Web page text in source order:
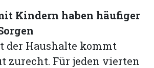
Kindern haben häufiger
der Haushalte kommt
zurecht. Für jeden vierten